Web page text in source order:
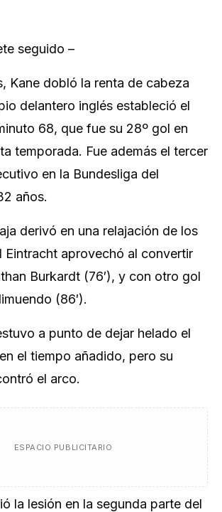
seguido –
Kane dobló la renta de cabeza
delantero inglés estableció el
68, que fue su 28º gol en
temporada. Fue además el tercer
en la Bundesliga del
años.
derivó en una relajación de los
Eintracht aprovechó al convertir
Burkardt (76′), y con otro gol
(86′).
a punto de dejar helado el
el tiempo añadido, pero su
el arco.
ESPACIO PUBLICITARIO
la lesión en la segunda parte del